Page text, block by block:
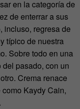
en la categoría de
de enterrar a sus
incluso, regresa de
típico de nuestra
Sobre todo en una
pasado, con un
Crema renace
Kaydy Cain,